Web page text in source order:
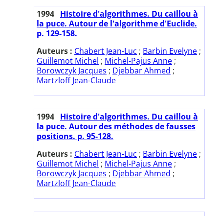
1994 Histoire d'algorithmes. Du caillou à
la puce. Autour de l'algorithme d'Euclide.
p. 129-158.
Auteurs : Chabert Jean-Luc ; Barbin Evelyne ;
Guillemot Michel ; Michel-Pajus Anne ;
Borowczyk Jacques ; Djebbar Ahmed ;
Martzloff Jean-Claude
1994 Histoire d'algorithmes. Du caillou à
la puce. Autour des méthodes de fausses
positions. p. 95-128.
Auteurs : Chabert Jean-Luc ; Barbin Evelyne ;
Guillemot Michel ; Michel-Pajus Anne ;
Borowczyk Jacques ; Djebbar Ahmed ;
Martzloff Jean-Claude